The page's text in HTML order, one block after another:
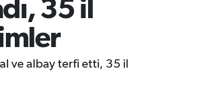
35 il
ve albay terfi etti, 35 il